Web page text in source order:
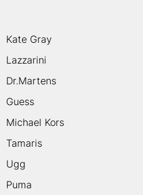
Kate Gray
Lazzarini
Dr.Martens
Guess
Michael Kors
Tamaris
Ugg
Puma